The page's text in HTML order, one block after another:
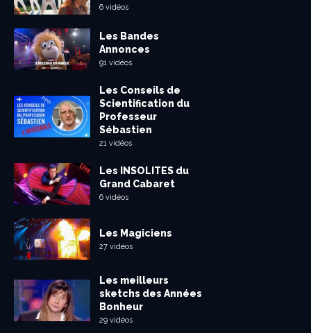
6 vidéos
Les Bandes
Annonces
91 vidéos
Les Conseils de
Scientification du
Professeur
Sébastien
21 vidéos
Les INSOLITES du
Grand Cabaret
6 vidéos
Les Magiciens
27 vidéos
Les meilleurs
sketchs des Années
Bonheur
29 vidéos